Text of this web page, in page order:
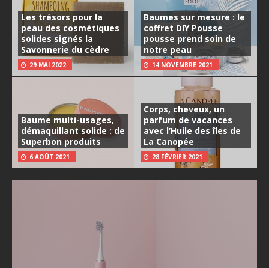
Les trésors pour la
peau des cosmétiques
solides signés la
Savonnerie du cèdre
29 MAI 2022
Baumes sur mesure : le
coffret DIY Pousse
pousse prend soin de
notre peau
14 NOVEMBRE 2021
Baume multi-usages,
démaquillant solide : de
Superbon produits
6 AOÛT 2021
Corps, cheveux, un
parfum de vacances
avec l’Huile des îles de
La Canopée
28 FÉVRIER 2021